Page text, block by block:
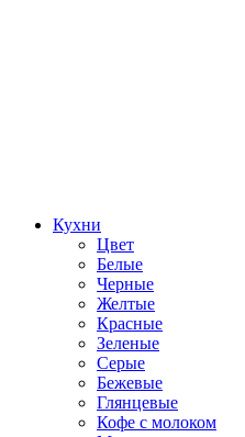
Кухни
Цвет
Белые
Черные
Желтые
Красные
Зеленые
Серые
Бежевые
Глянцевые
Кофе с молоком